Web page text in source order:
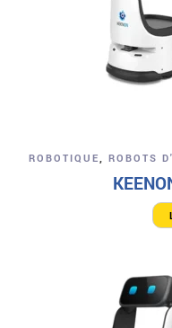
ROBOTIQUE ROBOTS